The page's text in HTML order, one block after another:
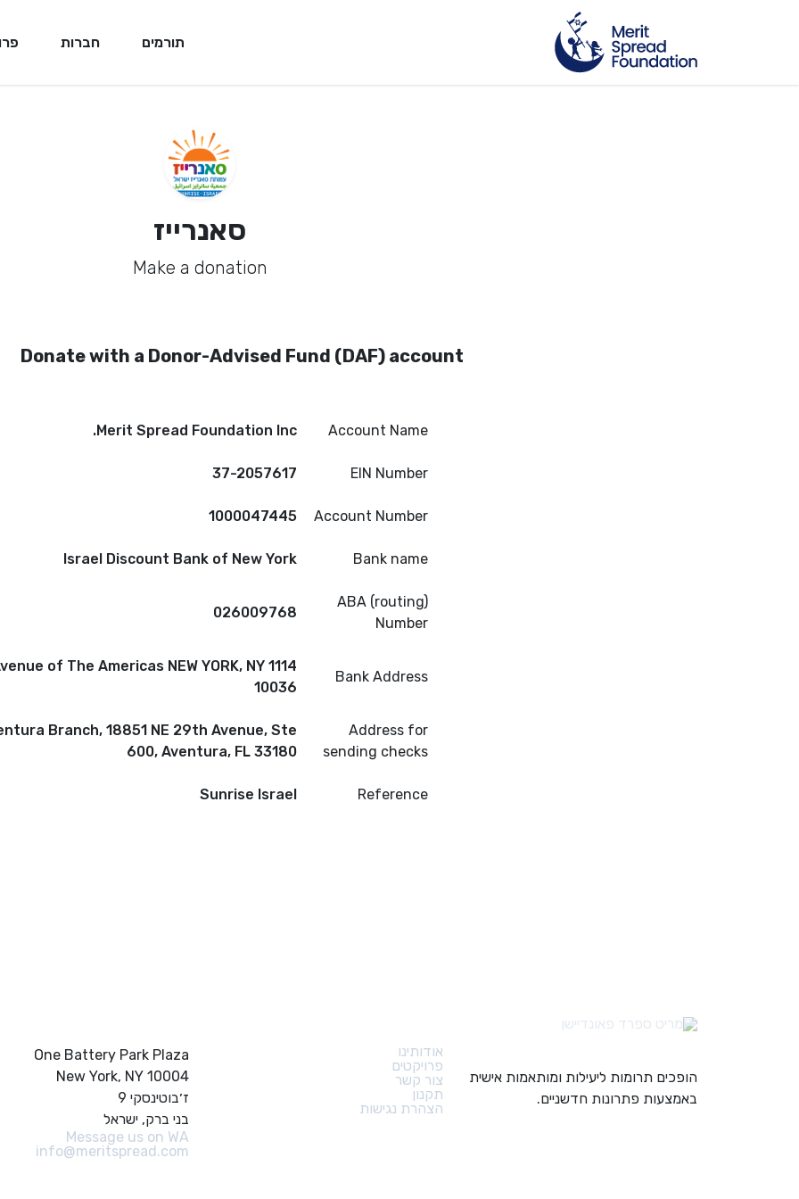
תורמים חברות
סאנרייז
Make a donation
Donate with a Donor-Advised Fund (DAF) account
Account Name
Merit Spread Foundation Inc.
EIN Number
37-2057617
Account Number
1000047445
Bank name
Israel Discount Bank of New York
ABA (routing)
Number
026009768
Bank Address
Avenue of The Americas NEW YORK, NY
10036
Address for
sending checks
Branch, 18851 NE 29th Avenue, Ste
600, Aventura, FL 33180
Reference
Sunrise Israel
הופכים תרומות ליעילות ומותאמות אישית
באמצעות פתרונות חדשניים.
אודותינו
פרויקטים
צור קשר
תקנון
הצהרת נגישות
One Battery Park Plaza
New York, NY 10004
ז׳בוטינסקי 9
בני ברק, ישראל
Message us on WA
info@meritspread.com